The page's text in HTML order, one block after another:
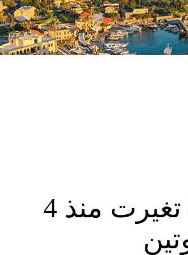
ترامب: علاقاتنا مع روسيا تغيرت منذ 4